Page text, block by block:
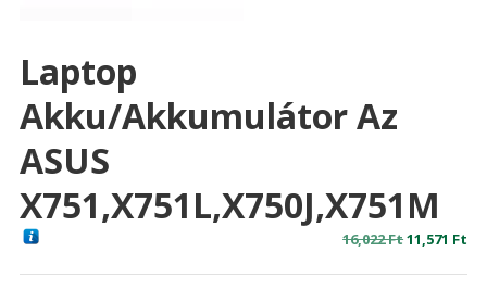
Laptop
Akku/akkumulátor Az
ASUS
X751,X751L,X750J,X751M
16,022FtOriginal
11,571 Ft